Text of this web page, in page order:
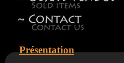
Présentation